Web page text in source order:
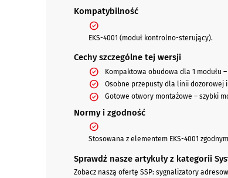
Kompatybilność
EKS-4001 (moduł kontrolno-sterujący).
Cechy szczególne tej wersji
Kompaktowa obudowa dla 1 modułu
Osobne przepusty dla linii dozorowej
Gotowe otwory montażowe – szybki
Normy i zgodność
Stosowana z elementem EKS-4001
Sprawdź nasze artykuły z kategorii
Zobacz naszą ofertę SSP: sygnalizatory